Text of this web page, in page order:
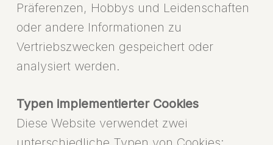
Präferenzen, Hobbys und Leidenschaften
oder andere Informationen zu
Vertriebszwecken gespeichert oder
analysiert werden.
Typen implementierter Cookies
Diese Website verwendet zwei